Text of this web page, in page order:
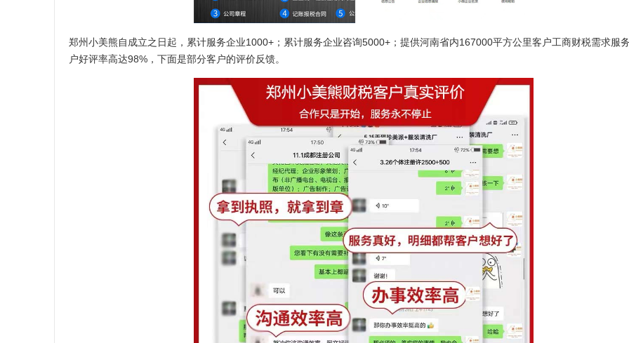
郑州小美熊自成立之日起，累计服务企业1000+；累计服务企业咨询5000+；提供河南省内167000平方公里客户工商财税需求服
户好评率高达98%，下面是部分客户的评价反馈。